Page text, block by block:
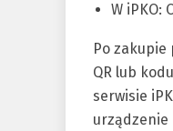
W iPKO:
Po
QR lub
serwisie
urządzenie